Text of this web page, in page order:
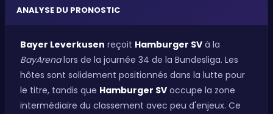
ANALYSE DU PRONOSTIC
Bayer Leverkusen reçoit Hamburger SV à la
BayArenalors de la journée 34 de la Bundesliga. Les
hôtes sont solidement positionnés dans la lutte pour
le titre, tandis que Hamburger SV occupe la zone
intermédiaire du classement avec peu d'enjeux. Ce